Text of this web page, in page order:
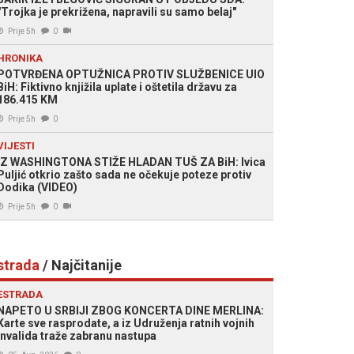
je prekrižena, napravili su samo belaj"
Prije 5h 0
OPTUŽNICA PROTIV SLUŽBENICE UIO
Fiktivno knjižila uplate i oštetila državu za
KM
Prije 5h 0
WASHINGTONA STIŽE HLADAN TUŠ ZA BiH: Ivica
otkrio zašto sada ne očekuje poteze protiv
(VIDEO)
Prije 5h 0
/ Najčitanije
U SRBIJI ZBOG KONCERTA DINE MERLINA:
sve rasprodate, a iz Udruženja ratnih vojnih
traže zabranu nastupa